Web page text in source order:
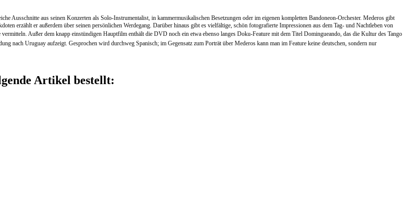
Ausschnitte aus seinen Konzerten als Solo-Instrumentalist, in kammermusikalischen Besetzungen oder im eigenen kompletten Bandoneon-Orchester. Mederos gibt
erzählt er außerdem über seinen persönlichen Werdegang. Darüber hinaus gibt es vielfältige, schön fotografierte Impressionen aus dem Tag- und Nachtleben von
Außer dem knapp einstündigen Hauptfilm enthält die DVD noch ein etwa ebenso langes Doku-Feature mit dem Titel Domingueando, das die Kultur des Tango
nach Uruguay aufzeigt. Gesprochen wird durchweg Spanisch; im Gegensatz zum Porträt über Mederos kann man im Feature keine deutschen, sondern nur
Artikel bestellt: